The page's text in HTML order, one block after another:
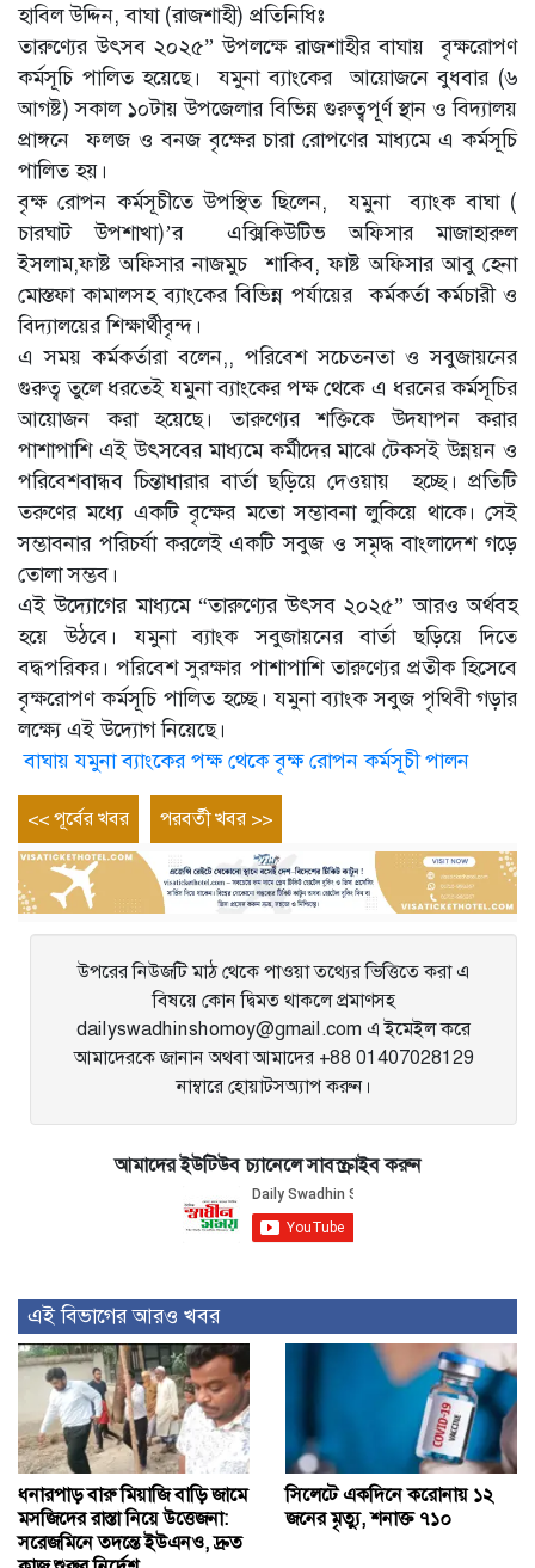
হাবিল উদ্দিন, বাঘা (রাজশাহী) প্রতিনিধিঃ
তারুণ্যের উৎসব ২০২৫” উপলক্ষে রাজশাহীর বাঘায় বৃক্ষরোপণ
কর্মসূচি পালিত হয়েছে। যমুনা ব্যাংকের আয়োজনে বুধবার (৬
আগষ্ট) সকাল ১০টায় উপজেলার বিভিন্ন গুরুত্বপূর্ণ স্থান ও বিদ্যালয়
প্রাঙ্গনে ফলজ ও বনজ বৃক্ষের চারা রোপণের মাধ্যমে এ কর্মসূচি
পালিত হয়।
বৃক্ষ রোপন কর্মসূচীতে উপস্থিত ছিলেন, যমুনা ব্যাংক বাঘা (
চারঘাট উপশাখা)’র এক্সিকিউটিভ অফিসার মাজাহারুল
ইসলাম,ফাষ্ট অফিসার নাজমুচ শাকিব, ফাষ্ট অফিসার আবু হেনা
মোস্তফা কামালসহ ব্যাংকের বিভিন্ন পর্যায়ের কর্মকর্তা কর্মচারী ও
বিদ্যালয়ের শিক্ষার্থীবৃন্দ।
এ সময় কর্মকর্তারা বলেন,, পরিবেশ সচেতনতা ও সবুজায়নের
গুরুত্ব তুলে ধরতেই যমুনা ব্যাংকের পক্ষ থেকে এ ধরনের কর্মসূচির
আয়োজন করা হয়েছে। তারুণ্যের শক্তিকে উদযাপন করার
পাশাপাশি এই উৎসবের মাধ্যমে কর্মীদের মাঝে টেকসই উন্নয়ন ও
পরিবেশবান্ধব চিন্তাধারার বার্তা ছড়িয়ে দেওয়ায় হচ্ছে। প্রতিটি
তরুণের মধ্যে একটি বৃক্ষের মতো সম্ভাবনা লুকিয়ে থাকে। সেই
সম্ভাবনার পরিচর্যা করলেই একটি সবুজ ও সমৃদ্ধ বাংলাদেশ গড়ে
তোলা সম্ভব।
এই উদ্যোগের মাধ্যমে “তারুণ্যের উৎসব ২০২৫” আরও অর্থবহ
হয়ে উঠবে। যমুনা ব্যাংক সবুজায়নের বার্তা ছড়িয়ে দিতে
বদ্ধপরিকর। পরিবেশ সুরক্ষার পাশাপাশি তারুণ্যের প্রতীক হিসেবে
বৃক্ষরোপণ কর্মসূচি পালিত হচ্ছে। যমুনা ব্যাংক সবুজ পৃথিবী গড়ার
লক্ষ্যে এই উদ্যোগ নিয়েছে।
বাঘায় যমুনা ব্যাংকের পক্ষ থেকে বৃক্ষ রোপন কর্মসূচী পালন
Post
navigation
<< পূর্বের খবর
Previous
entry
পরবর্তী খবর >>
উপরের নিউজটি মাঠ থেকে পাওয়া তথ্যের ভিত্তিতে করা এ
বিষয়ে কোন দ্বিমত থাকলে প্রমাণসহ
dailyswadhinshomoy@gmail.com এ ইমেইল করে
আমাদেরকে জানান অথবা আমাদের +88 01407028129
নাম্বারে হোয়াটসঅ্যাপ করুন।
আমাদের ইউটিউব চ্যানেলে সাবস্ক্রাইব করুন
এই বিভাগের আরও খবর
ধনারপাড় বারু মিয়াজি বাড়ি জামে
মসজিদের রাস্তা নিয়ে উত্তেজনা:
সরেজমিনে তদন্তে ইউএনও, দ্রুত
সিলেটে একদিনে করোনায় ১২
জনের মৃত্যু, শনাক্ত ৭১০